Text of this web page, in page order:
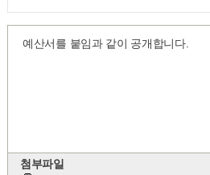
예산서를 붙임과 같이 공개합니다.
첨부파일